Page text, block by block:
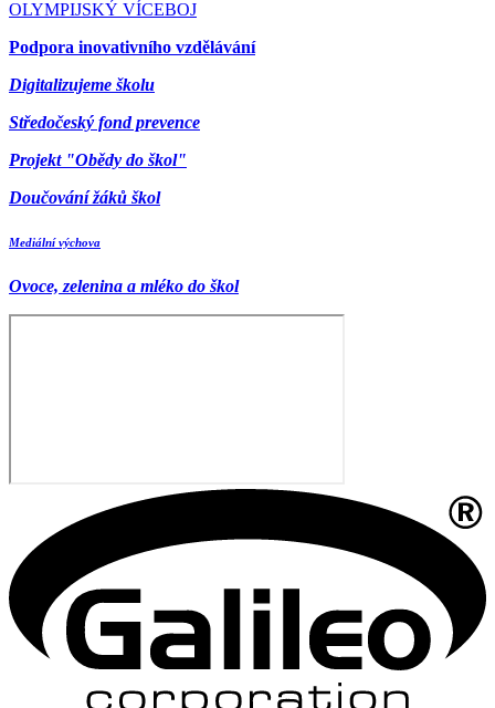
OLYMPIJSKÝ VÍCEBOJ
Podpora inovativního vzdělávání
Digitalizujeme školu
Středočeský fond prevence
Projekt "Obědy do škol"
Doučování žáků škol
Mediální výchova
Ovoce, zelenina a mléko do škol